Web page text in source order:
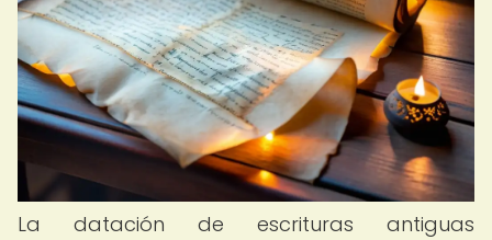
La datación de escrituras antiguas